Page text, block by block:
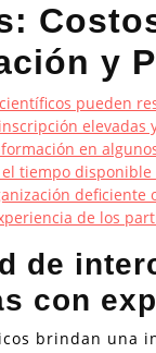
y
pueden
elevadas
en
tiempo
de los
de
con
brindan una